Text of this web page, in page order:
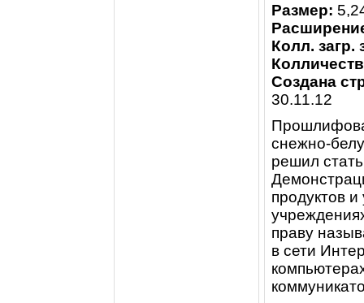
Размер:
Колл. загр.
Создана
30.11.12
снежно-
решил
продуктов
праву
в сети